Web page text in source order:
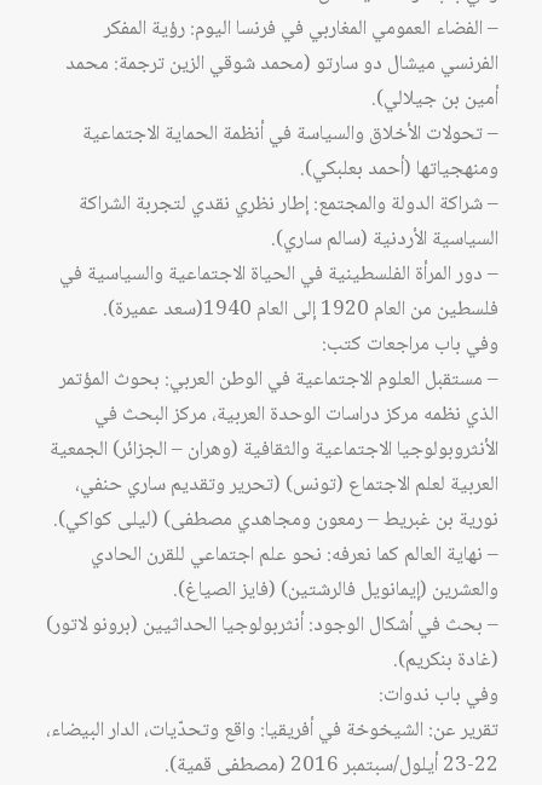
– الفضاء العمومي المغاربي في فرنسا اليوم: رؤية المفكر
الفرنسي ميشال دو سارتو (محمد شوقي الزين ترجمة: محمد
أمين بن جيلالي).
– تحولات الأخلاق والسياسة في أنظمة الحماية الاجتماعية
ومنهجياتها (أحمد بعلبكي).
– شراكة الدولة والمجتمع: إطار نظري نقدي لتجربة الشراكة
السياسية الأردنية (سالم ساري).
– دور المرأة الفلسطينية في الحياة الاجتماعية والسياسية في
فلسطين من العام 1920 إلى العام 1940(سعد عميرة).
وفي باب مراجعات كتب:
– مستقبل العلوم الاجتماعية في الوطن العربي: بحوث المؤتمر
الذي نظمه مركز دراسات الوحدة العربية، مركز البحث في
الأنثروبولوجيا الاجتماعية والثقافية (وهران – الجزائر) الجمعية
العربية لعلم الاجتماع (تونس) (تحرير وتقديم ساري حنفي،
نورية بن غبريط – رمعون ومجاهدي مصطفى) (ليلى كواكي).
– نهاية العالم كما نعرفه: نحو علم اجتماعي للقرن الحادي
والعشرين (إيمانويل فالرشتين) (فايز الصياغ).
– بحث في أشكال الوجود: أنثربولوجيا الحداثيين (برونو لاتور)
(غادة بنكريم).
وفي باب ندوات:
تقرير عن: الشيخوخة في أفريقيا: واقع وتحدّيات، الدار البيضاء،
22-23 أيلول/سبتمبر 2016 (مصطفى قمية).